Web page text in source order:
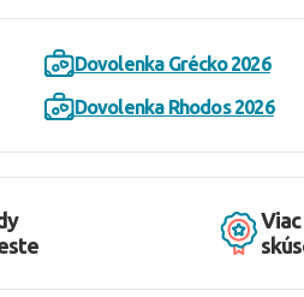
Dovolenka Grécko 2026
Dovolenka Rhodos 2026